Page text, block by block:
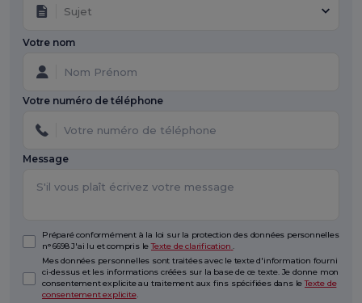
Sujet
Votre nom
Votre numéro de téléphone
Message
Préparé conformément à la loi sur la protection des données personnelles
n° 6698 J'ai lu et compris leTexte de clarification .
Mes données personnelles sont traitées avec le texte d'information fourni
ci-dessus et les informations créées sur la base de ce texte. Je donne mon
consentement explicite au traitement aux fins spécifiées dans leTexte de
consentement explicite.